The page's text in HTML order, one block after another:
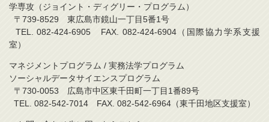
学専攻（ジョイント・ディグリー・プログラム）
〒739-8529 東広島市鏡山一丁目5番1号
TEL. 082-424-6905 FAX. 082-424-6904（国際協力学系支援
室）
マネジメントプログラム / 実務法学プログラム
ソーシャルデータサイエンスプログラム
〒730-0053 広島市中区東千田町一丁目1番89号
TEL. 082-542-7014 FAX. 082-542-6964（東千田地区支援室）